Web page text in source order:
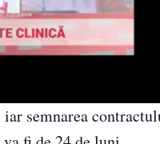
semnarea